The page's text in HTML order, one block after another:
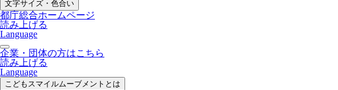
文字サイズ・色合い
都庁総合ホームページ
読み上げる
Language
企業・団体の方はこちら
読み上げる
Language
こどもスマイルムーブメントとは